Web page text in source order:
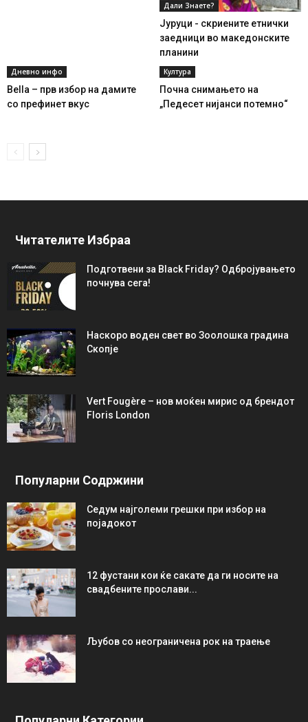
Дали Знаете?
Јуруци - скриените етнички
заедници во македонските
планини
Дневно инфо
Bella – прв избор на дамите
со префинет вкус
Култура
Почна снимањето на
„Педесет нијанси потемно“
Читателите Избраа
Подготвени за Black Friday? Одбројувањето
почнува сега!
Наскоро воден свет во Зоолошка градина
Скопје
Vert Fougère – нов моќен мирис од брендот
Floris London
Популарни Содржини
Седум најголеми грешки при избор на
појадокот
12 фустани кои ќе сакате да ги носите на
свадбените прослави...
Љубов со неограниченa рок на траење